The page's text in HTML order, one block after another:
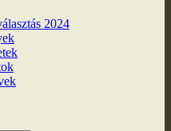
2024